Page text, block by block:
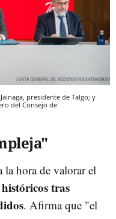
presidente de Talgo; y
del Consejo de
la hora de valorar el
tras
. Afirma que "el